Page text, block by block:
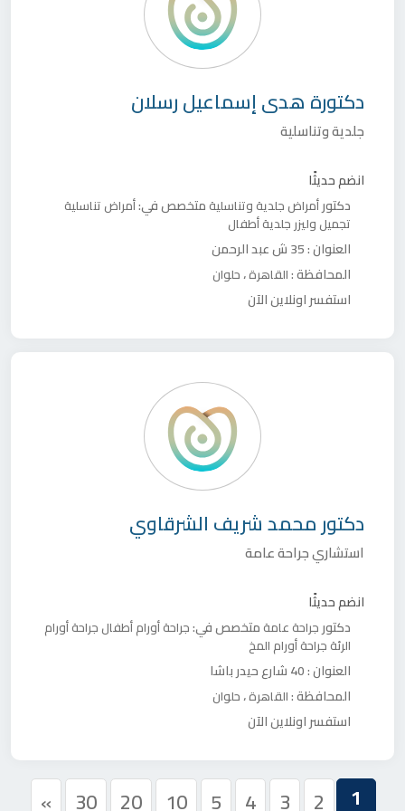
دكتورة هدى إسماعيل رسلان
جلدية وتناسلية
انضم حديثًا
دكتورأمراض جلدية وتناسليةمتخصص في:أمراض تناسلية
تجميل وليزر جلدية أطفال
العنوان :35 ش عبد الرحمن
المحافظة :القاهرة،حلوان
استفسر اونلاين الآن
دكتورمحمد شريف الشرقاوي
استشاري جراحة عامة
انضم حديثًا
دكتور جراحة عامةمتخصص في:جراحة أورام أطفال جراحة أورام
الرئةجراحة أورام المخ
العنوان :40 شارع حيدر باشا
المحافظة :القاهرة،حلوان
استفسر اونلاين الآن
1
2
3
4
5
10
20
30
»